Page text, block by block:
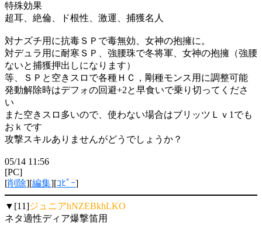
特殊効果
超耳、絶倫、ド根性、激運、捕獲名人
対ナズチ用に抗毒ＳＰで毒無効、女神の抱擁に。
対デュラ用に耐寒ＳＰ、強腰珠で冬将軍、女神の抱擁（強腰
ないと捕獲押出しになります）
等、ＳＰと空きスロで各種ＨＣ，剛種モンス用に調整可能
発動解除時はデフォの回避+2と早食いで乗り切ってくださ
い
また空きスロ多いので、使わない場合はブリッツＬｖ1でも
おｋです
攻撃スキルありませんがどうでしょうか？
05/14 11:56
[PC]
[削除][編集][ｺﾋﾟｰ]
▼[11]ジュニアhNZEBkhLKO
ネタ適性ディア爆撃笛用